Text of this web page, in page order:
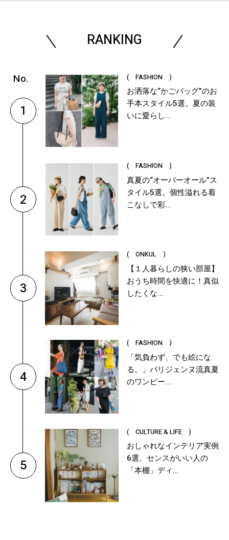
RANKING
1
( FASHION )
お洒落な“かごバッグ”のお
手本スタイル5選。夏の装
いに愛らし...
2
( FASHION )
真夏の“オーバーオール”ス
タイル5選。個性溢れる着
こなしで彩...
3
( ONKUL )
【１人暮らしの狭い部屋】
おうち時間を快適に！真似
したくな...
4
( FASHION )
「気負わず、でも絵にな
る。」パリジェンヌ流真夏
のワンピー...
5
( CULTURE & LIFE )
おしゃれなインテリア実例
6選。センスがいい人の
「本棚」ディ...